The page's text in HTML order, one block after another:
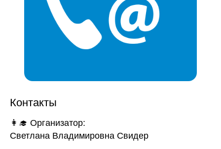
Контакты
👩‍🎓 Организатор:
Светлана Владимировна Свидер